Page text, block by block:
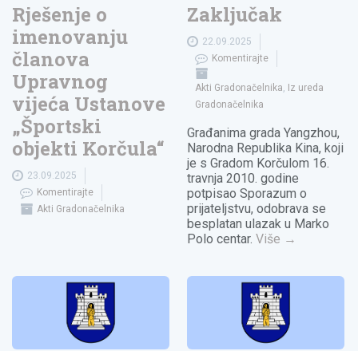
Rješenje o
imenovanju
članova
Upravnog
vijeća Ustanove
„Športski
objekti Korčula“
23.09.2025
Komentirajte
Akti Gradonačelnika
Zaključak
22.09.2025
Komentirajte
Akti Gradonačelnika Iz ureda
Gradonačelnika
Građanima grada Yangzhou,
Narodna Republika Kina, koji
je s Gradom Korčulom 16.
travnja 2010. godine
potpisao Sporazum o
prijateljstvu, odobrava se
besplatan ulazak u Marko
Polo centar.Više →